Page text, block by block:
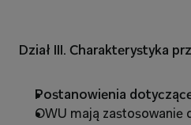
Dział III. Charakterystyka
Postanowienia
OWU mają zastosowanie